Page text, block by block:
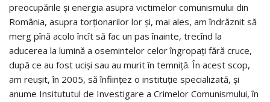
preocupările și energia asupra victimelor comunismului din
România, asupra torționarilor lor și, mai ales, am îndrăznit să
merg pînă acolo încît să fac un pas înainte, trecînd la
aducerea la lumină a osemintelor celor îngropați fără cruce,
după ce au fost uciși sau au murit în temniță. În acest scop,
am reușit, în 2005, să înființez o instituție specializată, și
anume Insitututul de Investigare a Crimelor Comunismului, în